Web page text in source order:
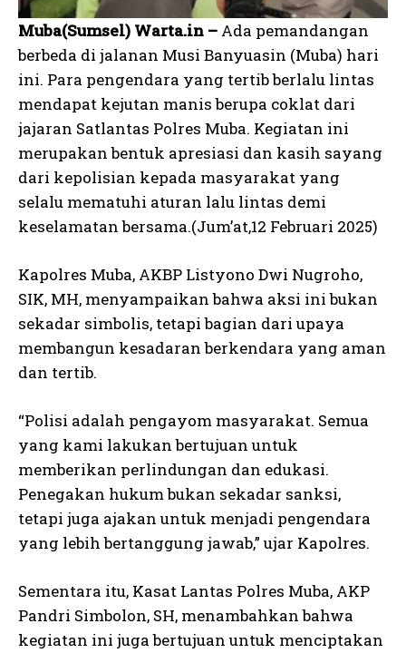
Muba(Sumsel) Warta.in – Ada pemandangan
berbeda di jalanan Musi Banyuasin (Muba) hari
ini. Para pengendara yang tertib berlalu lintas
mendapat kejutan manis berupa coklat dari
jajaran Satlantas Polres Muba. Kegiatan ini
merupakan bentuk apresiasi dan kasih sayang
dari kepolisian kepada masyarakat yang
selalu mematuhi aturan lalu lintas demi
keselamatan bersama.(Jum’at,12 Februari 2025)
Kapolres Muba, AKBP Listyono Dwi Nugroho,
SIK, MH, menyampaikan bahwa aksi ini bukan
sekadar simbolis, tetapi bagian dari upaya
membangun kesadaran berkendara yang aman
dan tertib.
“Polisi adalah pengayom masyarakat. Semua
yang kami lakukan bertujuan untuk
memberikan perlindungan dan edukasi.
Penegakan hukum bukan sekadar sanksi,
tetapi juga ajakan untuk menjadi pengendara
yang lebih bertanggung jawab,” ujar Kapolres.
Sementara itu, Kasat Lantas Polres Muba, AKP
Pandri Simbolon, SH, menambahkan bahwa
kegiatan ini juga bertujuan untuk menciptakan